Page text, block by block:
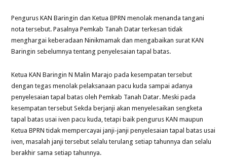
Pengurus KAN Baringin dan Ketua BPRN menolak menanda tangani
nota tersebut. Pasalnya Pemkab Tanah Datar terkesan tidak
menghargai keberadaan Ninikmamak dan mengabaikan surat KAN
Baringin sebelumnya tentang penyelesaian tapal batas.
Ketua KAN Baringin N Malin Marajo pada kesempatan tersebut
dengan tegas menolak pelaksanaan pacu kuda sampai adanya
penyelesaian tapal batas oleh Pemkab Tanah Datar. Meski pada
kesempatan tersebut Sekda berjanji akan menyelesaikan sengketa
tapal batas usai iven pacu kuda, tetapi baik pengurus KAN maupun
Ketua BPRN tidak mempercayai janji-janji penyelesaian tapal batas usai
iven, masalah janji tersebut selalu terulang setiap tahunnya dan selalu
berakhir sama setiap tahunnya.